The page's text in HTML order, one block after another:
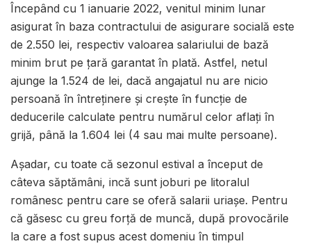
Începând cu 1 ianuarie 2022, venitul minim lunar
asigurat în baza contractului de asigurare socială este
de 2.550 lei, respectiv valoarea salariului de bază
minim brut pe ţară garantat în plată. Astfel, netul
ajunge la 1.524 de lei, dacă angajatul nu are nicio
persoană în întreținere și crește în funcție de
deducerile calculate pentru numărul celor aflați în
grijă, până la 1.604 lei (4 sau mai multe persoane).
Așadar, cu toate că sezonul estival a început de
câteva săptămâni, incă sunt joburi pe litoralul
românesc pentru care se oferă salarii uriașe. Pentru
că găsesc cu greu forță de muncă, după provocările
la care a fost supus acest domeniu în timpul